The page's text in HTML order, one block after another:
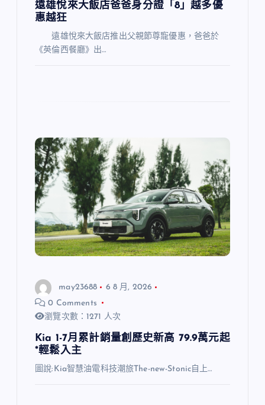
遠雄悅來大飯店爸爸身分證「8」越多優
惠越狂
遠雄悅來大飯店推出父親節尊寵優惠，爸爸於
《英倫西餐廳》出…
may23688
6 8 月, 2026
0 Comments
瀏覽次數：1271 人次
Kia 1-7月累計銷量創歷史新高 79.9萬元起
*輕鬆入主
圖說:Kia智慧油電科技潮旅The-new-Stonic自上…